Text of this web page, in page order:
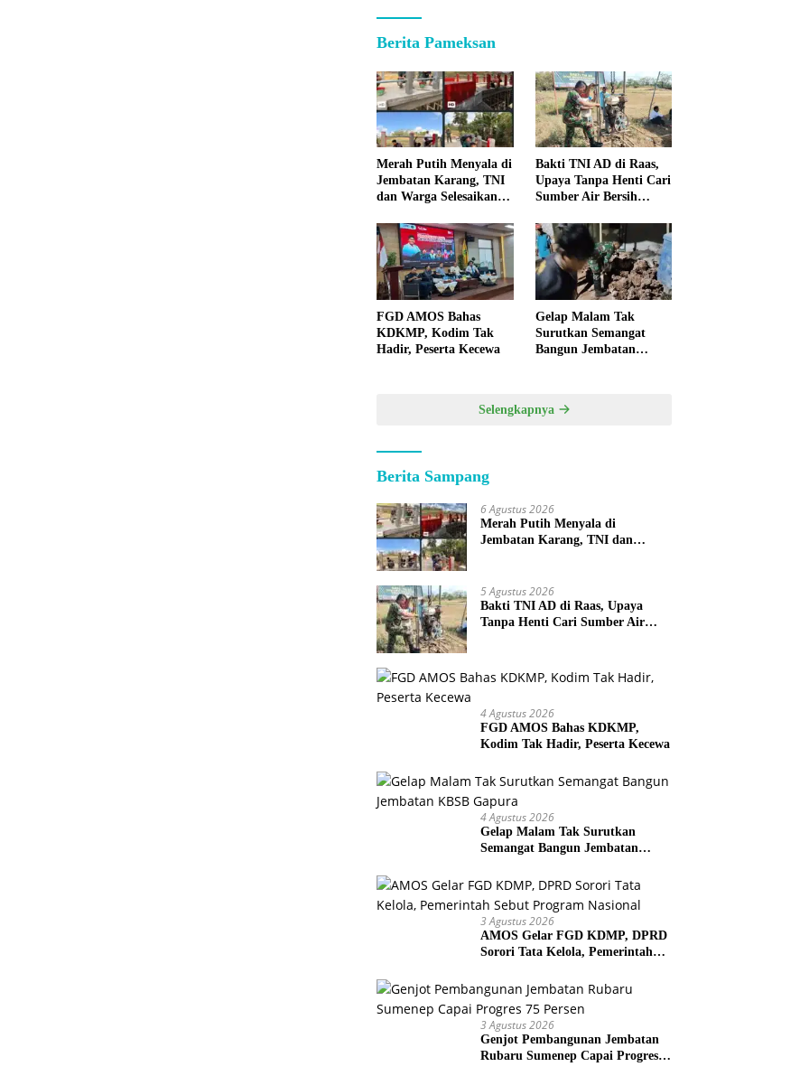
Berita Pameksan
Merah Putih Menyala di
Jembatan Karang, TNI
dan Warga Selesaikan
Bakti TNI AD di Raas,
Upaya Tanpa Henti Cari
Sumber Air Bersih
Kepulauan
FGD AMOS Bahas
KDKMP, Kodim Tak
Hadir, Peserta Kecewa
Gelap Malam Tak
Surutkan Semangat
Bangun Jembatan
Selengkapnya
Berita Sampang
6 Agustus 2026
Merah Putih Menyala di
Jembatan Karang, TNI dan
5 Agustus 2026
Bakti TNI AD di Raas, Upaya
Tanpa Henti Cari Sumber Air
4 Agustus 2026
FGD AMOS Bahas KDKMP,
Kodim Tak Hadir, Peserta Kecewa
4 Agustus 2026
Gelap Malam Tak Surutkan
Semangat Bangun Jembatan
3 Agustus 2026
AMOS Gelar FGD KDMP, DPRD
Sorori Tata Kelola, Pemerintah
3 Agustus 2026
Genjot Pembangunan Jembatan
Rubaru Sumenep Capai Progres